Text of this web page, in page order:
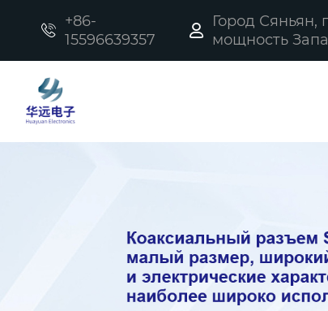

+86-
15596639357

Город Сяньян,
мощность